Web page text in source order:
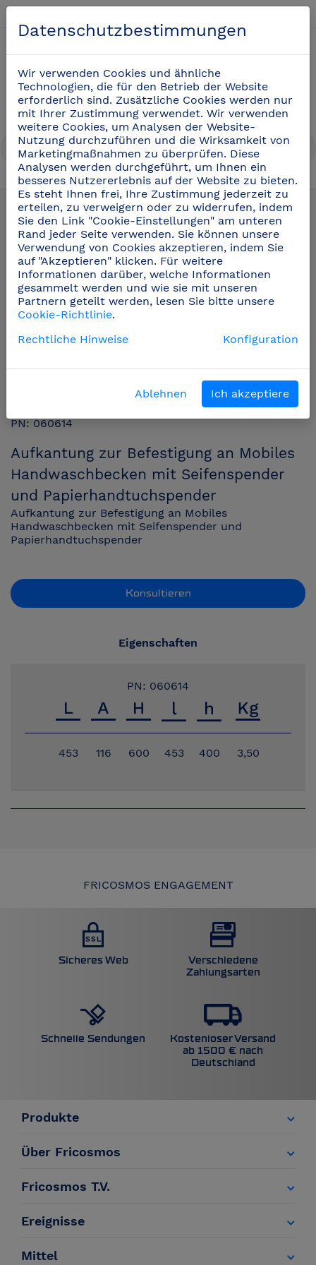
Ersatzteile und Zubehör (49)
PN: 060614
Aufkantung zur Befestigung an Mobiles
Handwaschbecken mit Seifenspender
und Papierhandtuchspender
Aufkantung zur Befestigung an Mobiles
Handwaschbecken mit Seifenspender und
Papierhandtuchspender
Konsultieren
Eigenschaften
PN: 060614
453 116 600 453 400 3,50
FRICOSMOS ENGAGEMENT
Sicheres Web
Verschiedene
Zahlungsarten
Schnelle Sendungen
Kostenloser Versand
ab 1500 € nach
Deutschland
Produkte
Über Fricosmos
Fricosmos T.V.
Ereignisse
Mittel
Datenschutzbestimmungen
Wir verwenden Cookies und ähnliche
Technologien, die für den Betrieb der Website
erforderlich sind. Zusätzliche Cookies werden nur
mit Ihrer Zustimmung verwendet. Wir verwenden
weitere Cookies, um Analysen der Website-
Nutzung durchzuführen und die Wirksamkeit von
Marketingmaßnahmen zu überprüfen. Diese
Analysen werden durchgeführt, um Ihnen ein
besseres Nutzererlebnis auf der Website zu bieten.
Es steht Ihnen frei, Ihre Zustimmung jederzeit zu
erteilen, zu verweigern oder zu widerrufen, indem
Sie den Link "Cookie-Einstellungen" am unteren
Rand jeder Seite verwenden. Sie können unsere
Verwendung von Cookies akzeptieren, indem Sie
auf "Akzeptieren" klicken. Für weitere
Informationen darüber, welche Informationen
gesammelt werden und wie sie mit unseren
Partnern geteilt werden, lesen Sie bitte unsere
Cookie-Richtlinie.
Rechtliche Hinweise
Konfiguration
Ablehnen Ich akzeptiere